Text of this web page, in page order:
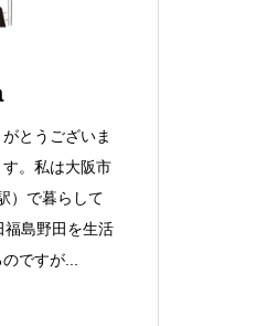
とうございま
。私は大阪市
）で暮らして
福島野田を生活
ですが...